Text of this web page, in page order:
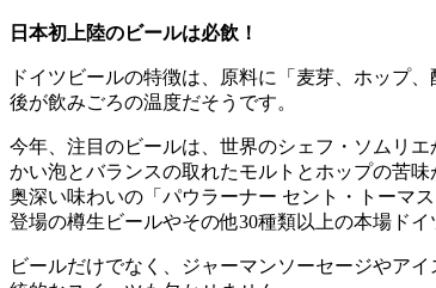
日本初上陸のビールは必飲！
ドイツビールの特徴は、原料に「麦芽、ホップ
後が飲みごろの温度だそうです。
今年、注目のビールは、世界のシェフ・ソムリ
かい泡とバランスの取れたモルトとホップの苦
奥深い味わいの「パウラーナー セント・トーマ
登場の樽生ビールやその他30種類以上の本場ドイ
ビールだけでなく、ジャーマンソーセージやア